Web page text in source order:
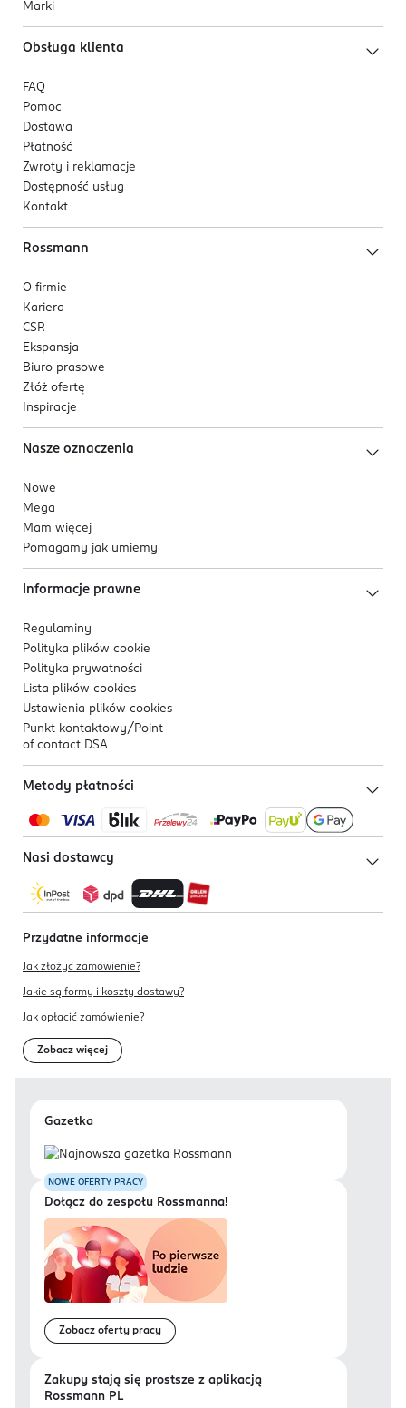
Marki
Obsługa klienta
FAQ
Pomoc
Dostawa
Płatność
Zwroty i reklamacje
Dostępność usług
Kontakt
Rossmann
O firmie
Kariera
CSR
Ekspansja
Biuro prasowe
Złóż ofertę
Inspiracje
Nasze oznaczenia
Nowe
Mega
Mam więcej
Pomagamy jak umiemy
Informacje prawne
Regulaminy
Polityka plików cookie
Polityka prywatności
Lista plików cookies
Ustawienia plików cookies
Punkt kontaktowy/ Point
of contact DSA
Metody płatności
Nasi dostawcy
Przydatne informacje
Jak złożyć zamówienie?
Jakie są formy i koszty dostawy?
Jak opłacić zamówienie?
Zobacz więcej
Gazetka
NOWE OFERTY PRACY
Dołącz do zespołu Rossmanna!
Zobacz oferty pracy
Zakupy stają się prostsze z aplikacją
Rossmann PL